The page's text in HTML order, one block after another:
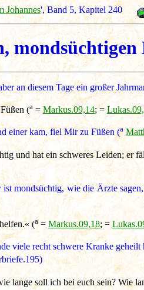
Johannes', Band 5, Kapitel 240
an diesem Tage ein großer
(a = Markus.09,14; =
einer kam, fiel Mir zu Füßen (a
und hat ein schweres Leiden; er
mondsüchtig, wie die Ärzte
(a = Markus.09,18; =
viele recht schwere Kranke geheilt
lange soll ich bei euch sein? Wie